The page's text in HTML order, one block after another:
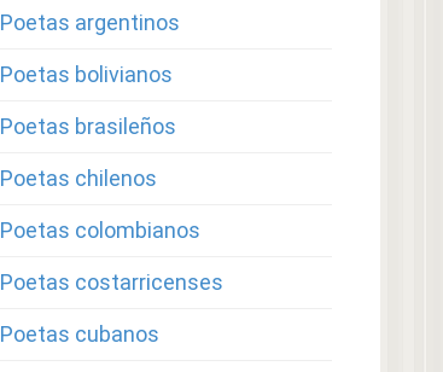
Poetas argentinos
Poetas bolivianos
Poetas brasileños
Poetas chilenos
Poetas colombianos
Poetas costarricenses
Poetas cubanos